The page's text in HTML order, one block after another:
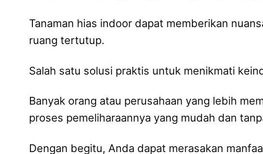
Tanaman hias indoor dapat memberikan
ruang tertutup.
Salah satu solusi praktis untuk menikmati
Banyak orang atau perusahaan yang lebih
proses pemeliharaannya yang mudah dan
Dengan begitu, Anda dapat merasakan